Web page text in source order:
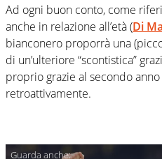
Ad ogni buon conto, come
anche in relazione all’età (Di
bianconero proporrà una
di un’ulteriore “scontistica”
proprio grazie al secondo
retroattivamente.